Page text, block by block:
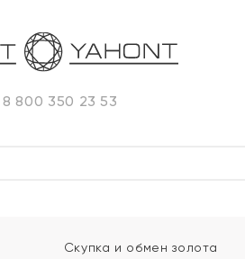
8 800 350 23 53
Скупка и обмен золота